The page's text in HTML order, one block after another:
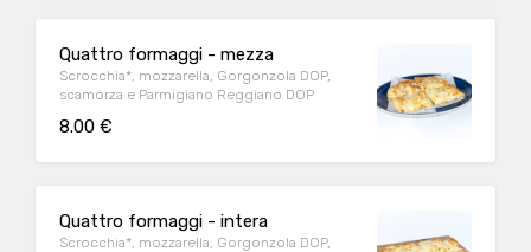
Quattro formaggi - mezza
Scrocchia*, mozzarella, Gorgonzola DOP,
scamorza e Parmigiano Reggiano DOP
8.00 €
Quattro formaggi - intera
Scrocchia*, mozzarella, Gorgonzola DOP,